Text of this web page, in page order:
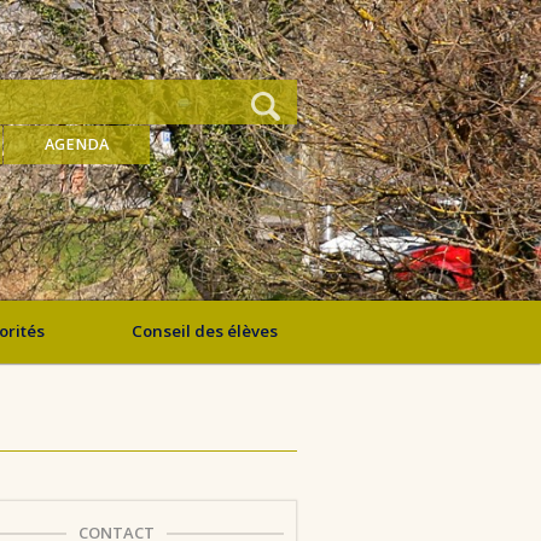
AGENDA
Conseil des élèves
CONTACT